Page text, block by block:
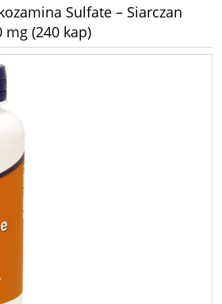
Sulfate – Siarczan
(240 kap)